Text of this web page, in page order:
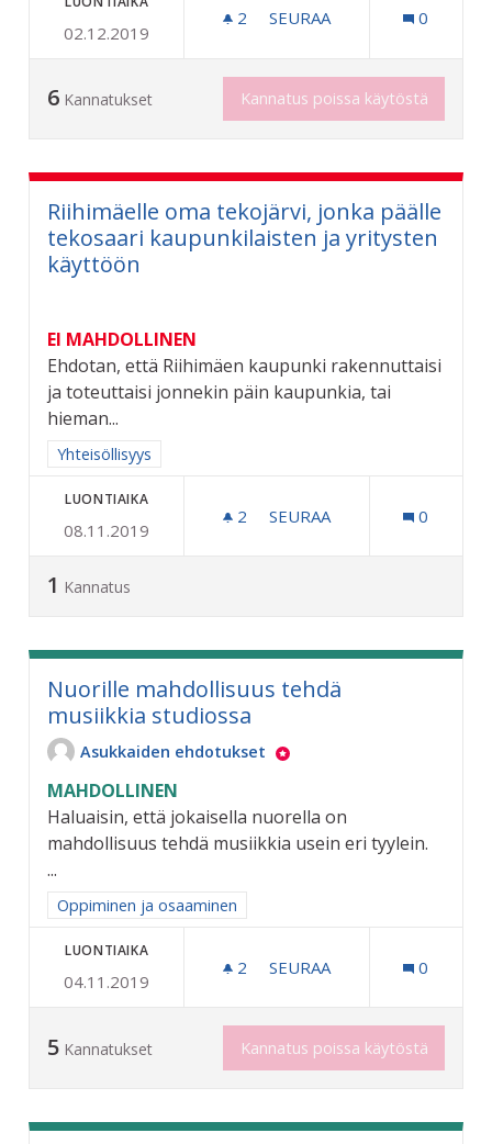
02.12.2019
2 2 SEURAAJAA
SEURAA 0
6 Kannatukset Kannatus poissa käytöstä
Riihimäelle oma tekojärvi, jonka päälle
tekosaari kaupunkilaisten ja yritysten
käyttöön
EI MAHDOLLINEN
Ehdotan, että Riihimäen kaupunki rakennuttaisi
ja toteuttaisi jonnekin päin kaupunkia, tai
hieman...
Rajaa tulokset aihepiirin mukaan: Yhteisöllisyys
Yhteisöllisyys
LUONTIAIKA
08.11.2019
2 2 SEURAAJAA
SEURAA 0
1 Kannatus
Nuorille mahdollisuus tehdä
musiikkia studiossa
Asukkaiden ehdotukset
MAHDOLLINEN
Haluaisin, että jokaisella nuorella on
mahdollisuus tehdä musiikkia usein eri tyylein.
...
Rajaa tulokset aihepiirin mukaan: Oppiminen ja osaaminen
Oppiminen ja osaaminen
LUONTIAIKA
04.11.2019
2 2 SEURAAJAA
SEURAA 0
5 Kannatukset Kannatus poissa käytöstä